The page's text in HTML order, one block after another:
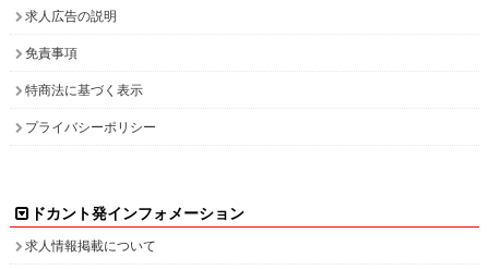
求人広告の説明
免責事項
特商法に基づく表示
プライバシーポリシー
ドカント発インフォメーション
求人情報掲載について